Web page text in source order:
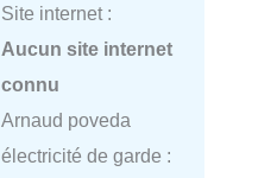
Site internet :
Aucun site internet
connu
Arnaud poveda
électricité de garde :